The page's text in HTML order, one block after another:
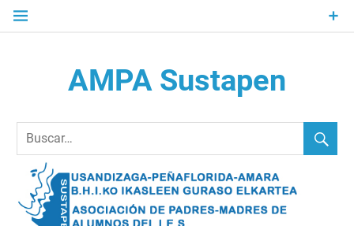
Saltar
AMPA Sustapen
Elkartea Asociación de Padres-Madres de Alumnos del I.E.S.